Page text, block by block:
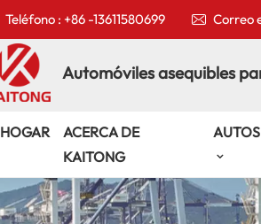
Teléfono : +86 -13611580699 Correo
Automóviles asequibles
HOGAR
ACERCA DE
KAITONG